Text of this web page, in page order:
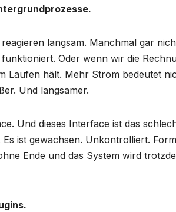
reagieren langsam. Manchmal gar
Oder wenn wir die
Laufen hält. Mehr Strom bedeutet
Und langsamer.
Und dieses Interface ist das
Es ist gewachsen. Unkontrolliert.
Ende und das System wird